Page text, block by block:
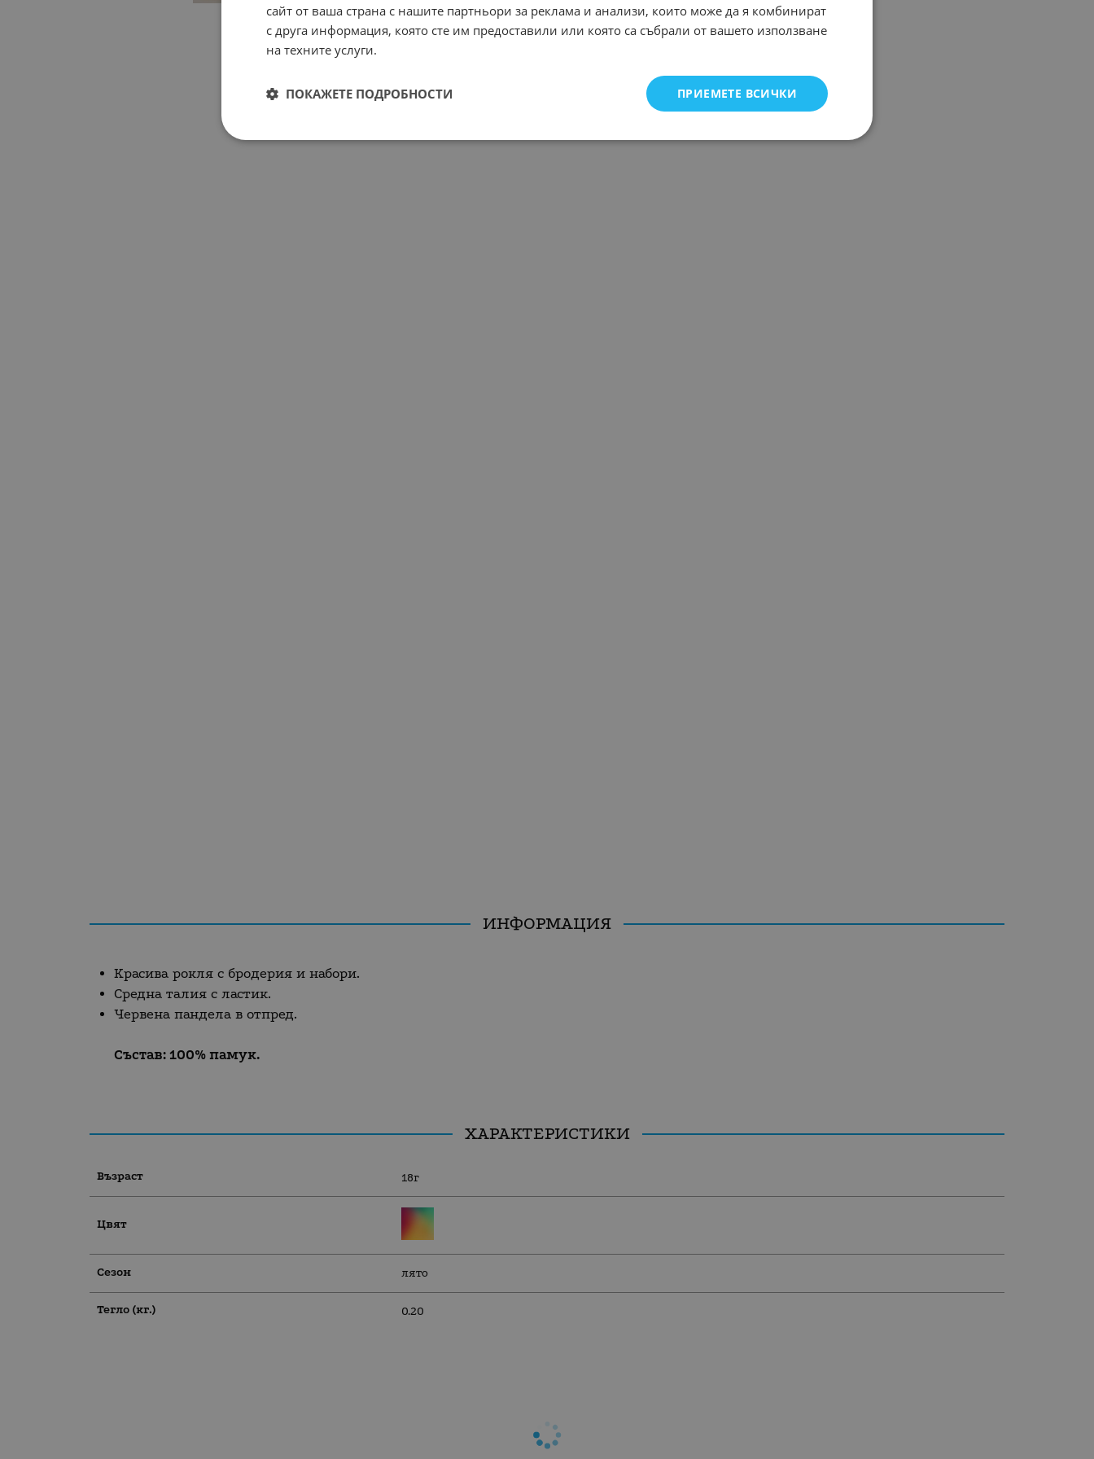
ИНФОРМАЦИЯ
Красива рокля с бродерия и набори.
Средна талия с ластик.
Червена пандела в отпред.
Състав: 100% памук.
ХАРАКТЕРИСТИКИ
Възраст 18г
Цвят
Сезон лято
Тегло (кг.) 0.20
сайт от ваша страна с нашите партньори за реклама и анализи, които може да я комбинират
с друга информация, която сте им предоставили или която са събрали от вашето използване
на техните услуги.
ПРИЕМЕТЕ ВСИЧКИ
ПОКАЖЕТЕ ПОДРОБНОСТИ